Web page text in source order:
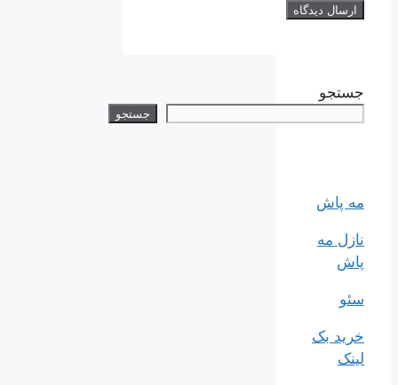
جستجو
جستجو
مه پاش
نازل مه
پاش
سئو
خرید بک
لینک